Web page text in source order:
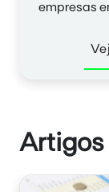
empresas
Artigos